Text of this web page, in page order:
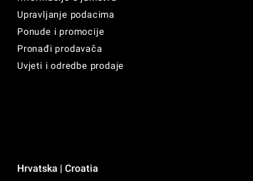
Upravljanje podacima
Ponude i promocije
Pronađi prodavača
Uvjeti i odredbe prodaje
Hrvatska | Croatia